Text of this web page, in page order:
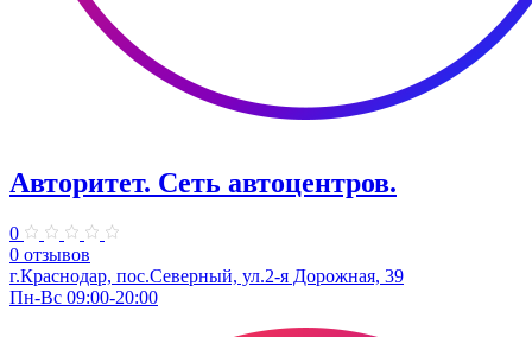
Авторитет. ​Сеть автоцентров.
0
0 отзывов
г.Краснодар, пос.Северный, ул.2-я ​Дорожная, 39​
Пн-Вс 09:00-20:00